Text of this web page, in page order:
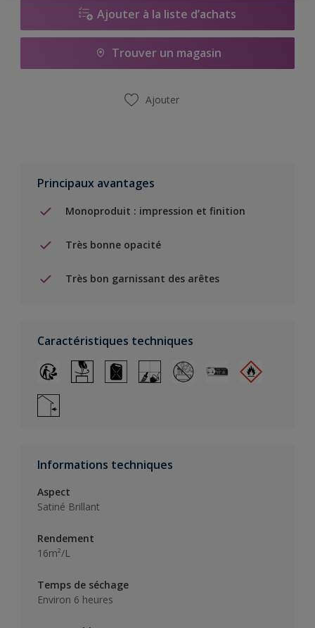
Ajouter à la liste d’achats
Trouver un magasin
Ajouter
Principaux avantages
Monoproduit : impression et finition
Très bonne opacité
Très bon garnissant des arêtes
Caractéristiques techniques
Informations techniques
Aspect
Satiné Brillant
Rendement
16m²/L
Temps de séchage
Environ 6 heures